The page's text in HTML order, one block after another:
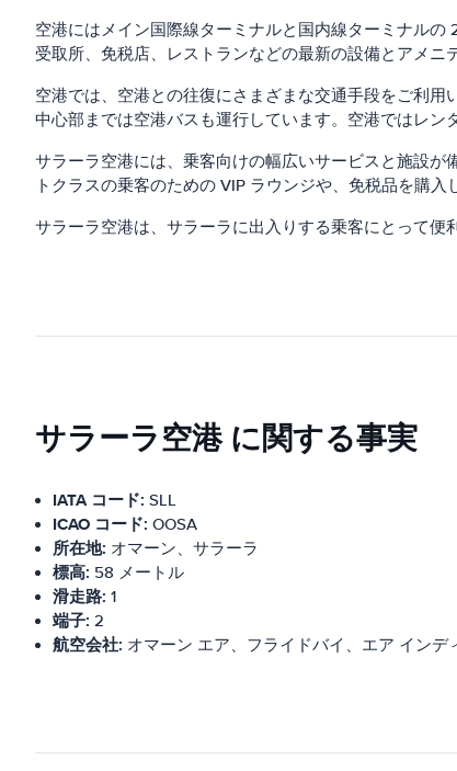
空港にはメイン国際線ターミナルと国内線ターミナル
受取所、免税店、レストランなどの最新の設備とアメニ
空港では、空港との往復にさまざまな交通手段をご利
中心部までは空港バスも運行しています。空港ではレン
サラーラ空港には、乗客向けの幅広いサービスと施設
トクラスの乗客のための VIP ラウンジや、免税品を購入
サラーラ空港は、サラーラに出入りする乗客にとって便
サラーラ空港 に関する事実
IATA コード: SLL
ICAO コード: OOSA
所在地: オマーン、サラーラ
標高: 58 メートル
滑走路: 1
端子: 2
航空会社: オマーン エア、フライドバイ、エア イン